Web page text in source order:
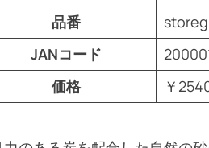
品番
JANコード
価格
￥